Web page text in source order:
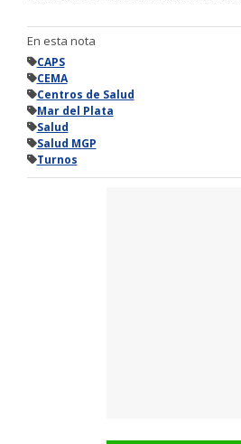
En esta nota
CAPS
CEMA
Centros de Salud
Mar del Plata
Salud
Salud MGP
Turnos